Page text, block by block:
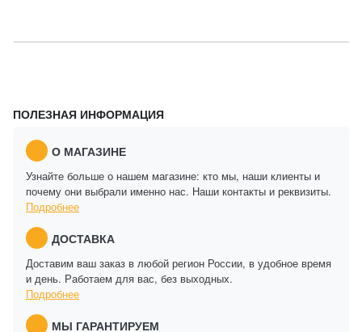
ПОЛЕЗНАЯ ИНФОРМАЦИЯ
О МАГАЗИНЕ
Узнайте больше о нашем магазине: кто мы, наши клиенты и
почему они выбрали именно нас. Наши контакты и реквизиты.
Подробнее
ДОСТАВКА
Доставим ваш заказ в любой регион России, в удобное время
и день. Работаем для вас, без выходных.
Подробнее
МЫ ГАРАНТИРУЕМ